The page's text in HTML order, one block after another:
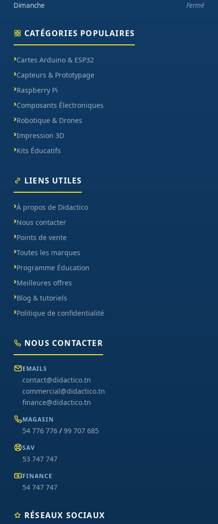
Dimanche
Fermé
CATÉGORIES POPULAIRES
Cartes Arduino & ESP32
Capteurs & Prototypage
Raspberry Pi
Composants Électroniques
Robotique & Drones
Impression 3D
Kits Éducatifs
LIENS UTILES
À propos de Didactico
Nous contacter
Points de vente
Toutes les marques
Programme Éducation
Meilleures offres
Blog & tutoriels
Politique de confidentialité
NOUS CONTACTER
EMAILS
contact@didactico.tn
commercial@didactico.tn
finance@didactico.tn
MAGASIN
54 776 776 / 99 707 685
SAV
53 747 747
FINANCE
54 747 747
RÉSEAUX SOCIAUX